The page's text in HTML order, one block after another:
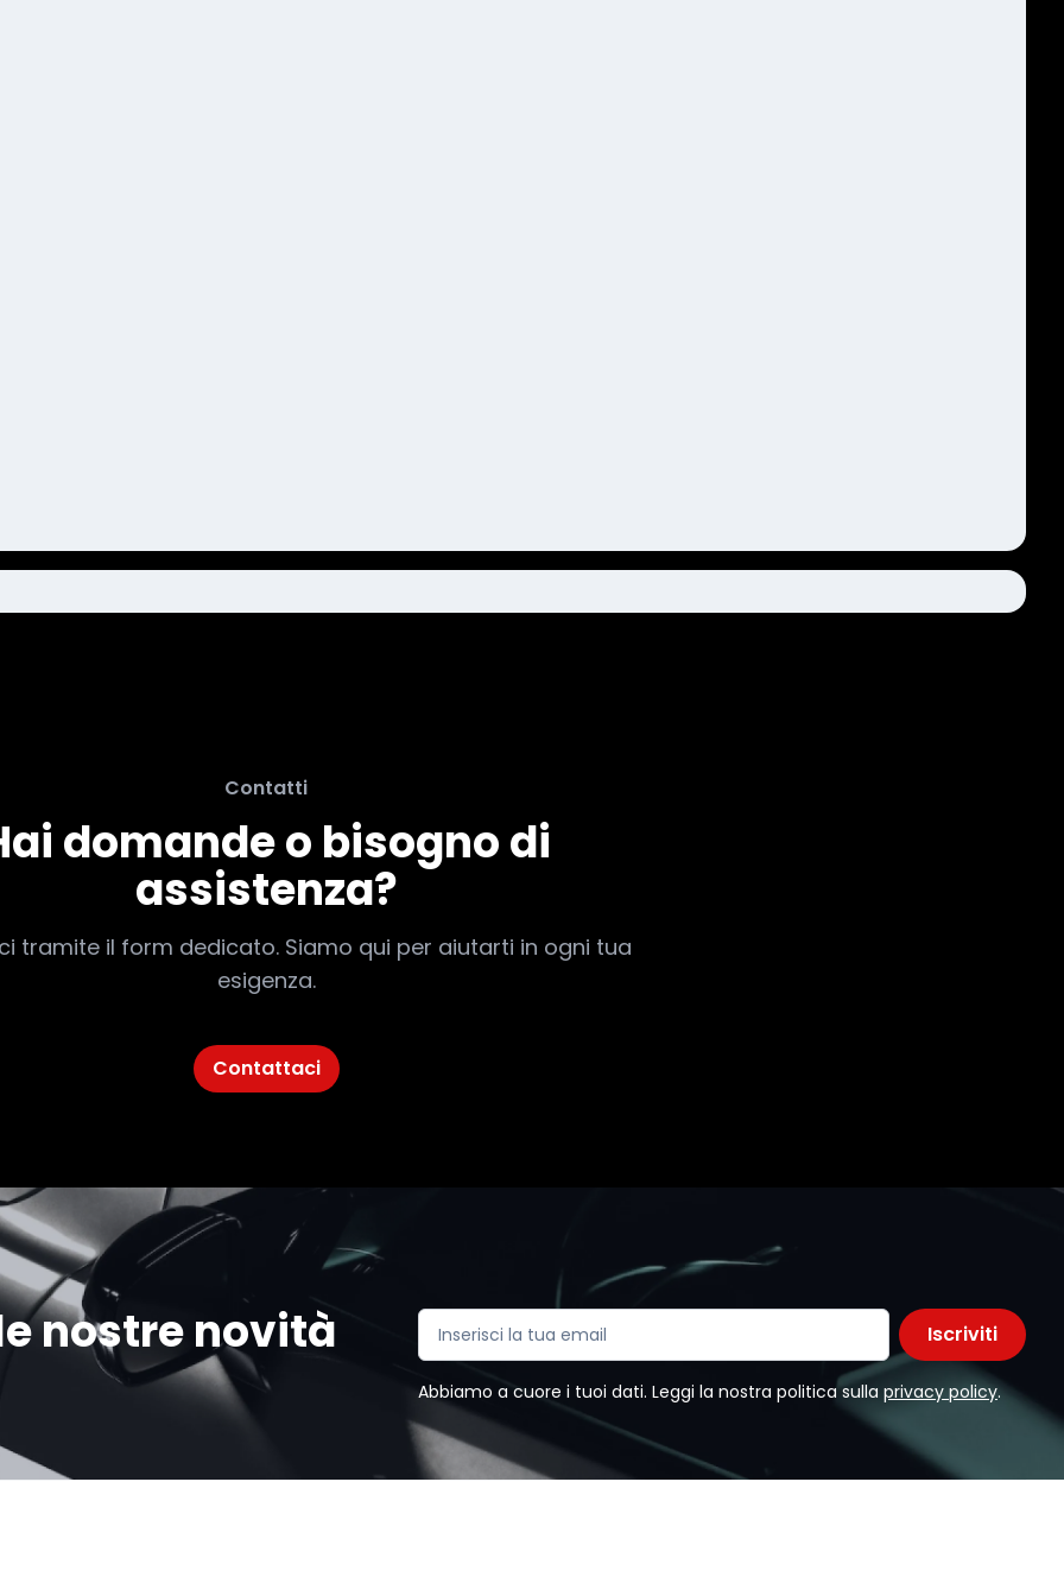
Contatti
domande o bisogno di
assistenza?
tramite il form dedicato. Siamo qui per aiutarti in ogni tua
esigenza.
Contattaci
nostre novità Iscriviti
Abbiamo a cuore i tuoi dati. Leggi la nostra politica sulla privacy policy.